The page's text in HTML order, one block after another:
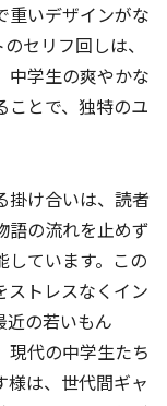
重いデザインがな
セリフ回しは、
中学生の爽やかな
ことで、独特のユ
掛け合いは、読者
語の流れを止めず
しています。この
ストレスなくイン
近の若いもん
代の中学生たち
様は、世代間ギャ